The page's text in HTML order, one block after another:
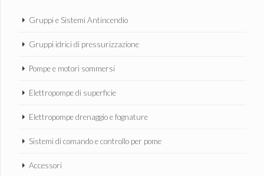
Gruppi e Sistemi Antincendio
Gruppi idrici di pressurizzazione
Pompe e motori sommersi
Elettropompe di superficie
Elettropompe drenaggio e fognature
Sistemi di comando e controllo per pome
Accessori